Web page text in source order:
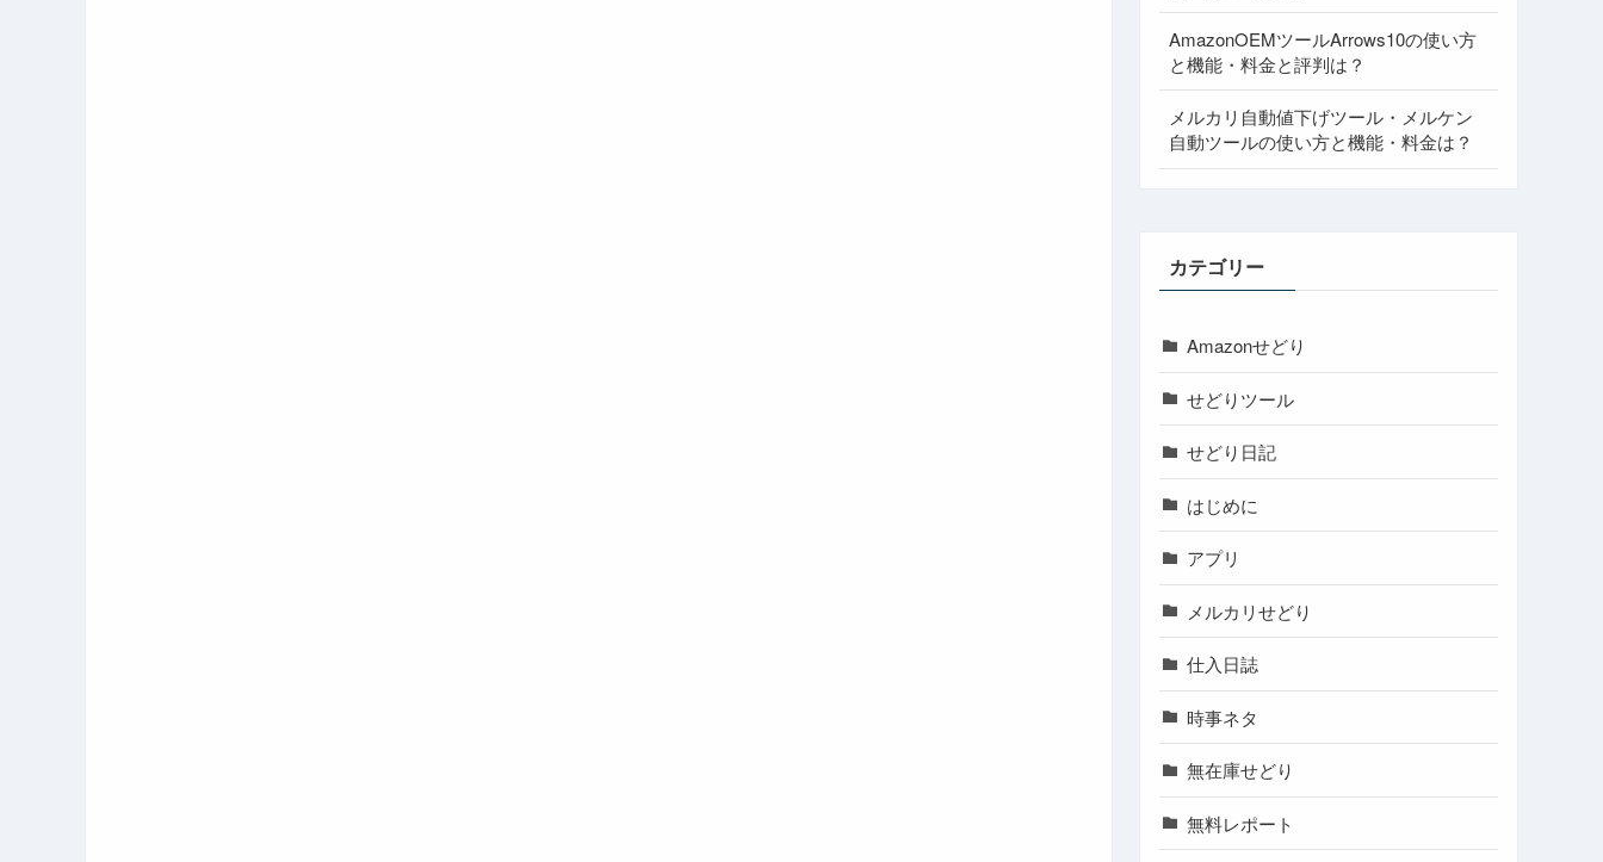
AmazonOEMツールArrows10の使い方
と機能・料金と評判は？
メルカリ自動値下げツール・メルケン
自動ツールの使い方と機能・料金は？
カテゴリー
Amazonせどり
せどりツール
せどり日記
はじめに
アプリ
メルカリせどり
仕入日誌
時事ネタ
無在庫せどり
無料レポート